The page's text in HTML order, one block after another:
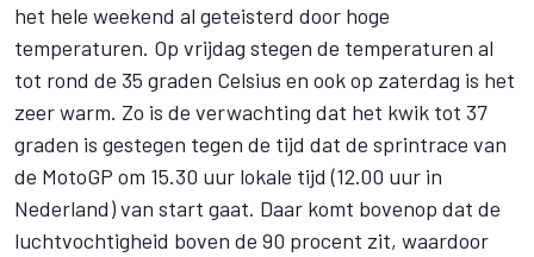
het hele weekend al geteisterd door hoge
temperaturen. Op vrijdag stegen de temperaturen al
tot rond de 35 graden Celsius en ook op zaterdag is het
zeer warm. Zo is de verwachting dat het kwik tot 37
graden is gestegen tegen de tijd dat de sprintrace van
de MotoGP om 15.30 uur lokale tijd (12.00 uur in
Nederland) van start gaat. Daar komt bovenop dat de
luchtvochtigheid boven de 90 procent zit, waardoor